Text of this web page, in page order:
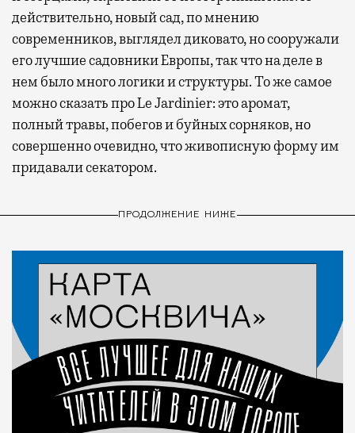
действительно, новый сад, по мнению
современников, выглядел диковато, но сооружали
его лучшие садовники Европы, так что на деле в
нем было много логики и структуры. То же самое
можно сказать про Le Jardinier: это аромат,
полный травы, побегов и буйных сорняков, но
совершенно очевидно, что живописную форму им
придавали секатором.
ПРОДОЛЖЕНИЕ НИЖЕ